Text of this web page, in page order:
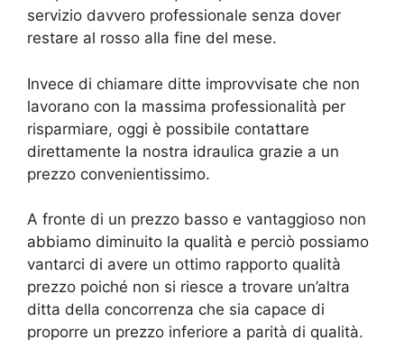
servizio davvero professionale senza dover
restare al rosso alla fine del mese.
Invece di chiamare ditte improvvisate che non
lavorano con la massima professionalità per
risparmiare, oggi è possibile contattare
direttamente la nostra idraulica grazie a un
prezzo convenientissimo.
A fronte di un prezzo basso e vantaggioso non
abbiamo diminuito la qualità e perciò possiamo
vantarci di avere un ottimo rapporto qualità
prezzo poiché non si riesce a trovare un’altra
ditta della concorrenza che sia capace di
proporre un prezzo inferiore a parità di qualità.